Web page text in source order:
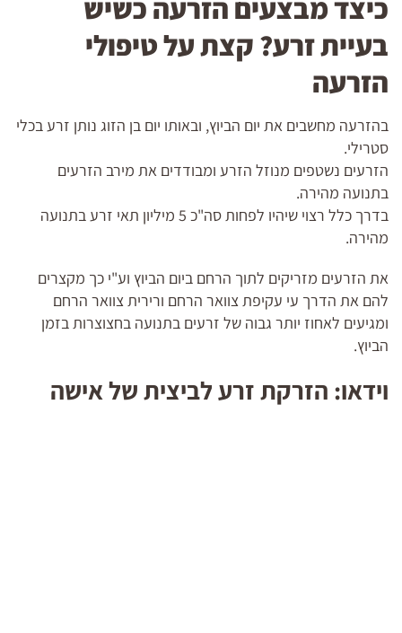
כיצד מבצעים הזרעה כשיש
בעיית זרע? קצת על טיפולי
הזרעה
בהזרעה מחשבים את יום הביוץ, ובאותו יום בן הזוג נותן זרע בכלי
סטרילי.
הזרעים נשטפים מנוזל הזרע ומבודדים את מירב הזרעים
בתנועה מהירה.
בדרך כלל רצוי שיהיו לפחות סה"כ 5 מיליון תאי זרע בתנועה
מהירה.
את הזרעים מזריקים לתוך הרחם ביום הביוץ וע"י כך מקצרים
להם את הדרך עי עקיפת צוואר הרחם ורירית צוואר הרחם
ומגיעים לאחוז יותר גבוה של זרעים בתנועה בחצוצרות בזמן
הביוץ.
וידאו: הזרקת זרע לביצית של אישה